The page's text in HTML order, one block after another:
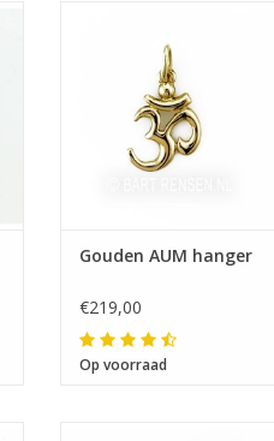
Afmeting 15 x 11 mm
Gouden AUM hanger
€219,00
Op voorraad